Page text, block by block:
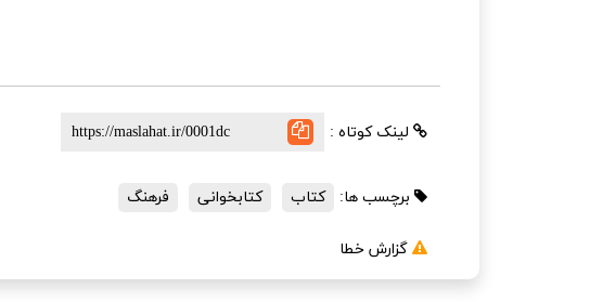
لینک کوتاه :
برچسب ها: کتاب کتابخوانی فرهنگ
گزارش خطا